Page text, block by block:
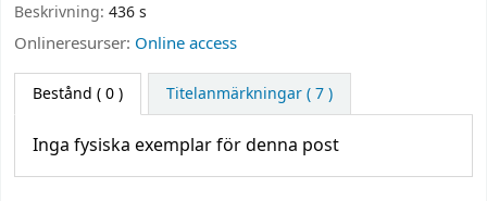
Beskrivning: 436 s
Onlineresurser: Online access
Bestånd ( 0 ) Titelanmärkningar ( 7 )
Inga fysiska exemplar för denna post